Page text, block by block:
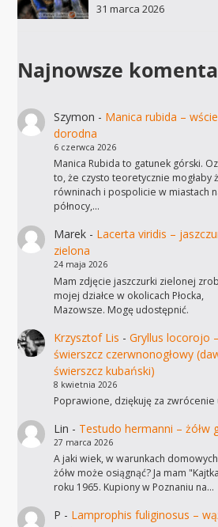
31 marca 2026
Najnowsze
Szymon - Manica rubida –
dorodna
6 czerwca 2026
Manica Rubida to gatunek górski.
to, że czysto teoretycznie mogłaby
równinach i pospolicie w miastach
północy,…
Marek- Lacerta viridis –
zielona
24 maja 2026
Mam zdjęcie jaszczurki zielonej
mojej działce w okolicach Płocka,
Mazowsze. Mogę udostępnić.
Krzysztof Lis - Gryllus locorojo –
świerszcz czerwnonogłowy
świerszcz kubański)
8 kwietnia 2026
Poprawione, dziękuję za zwrócenie
Lin - Testudo hermanni – żółw
27 marca 2026
A jaki wiek, w warunkach
żółw może osiągnąć? Ja mam
roku 1965. Kupiony w Poznaniu na…
P - Lamprophis fuliginosus –